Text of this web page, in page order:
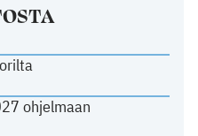
ohjelmaan